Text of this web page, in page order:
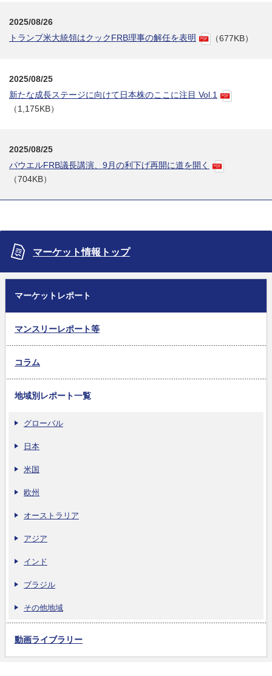
2025/08/26
トランプ米大統領はクックFRB理事の解任を表明
（677KB）
2025/08/25
新たな成長ステージに向けて日本株のここに注目 Vol.1
（1,175KB）
2025/08/25
パウエルFRB議長講演、9月の利下げ再開に道を開く
（704KB）
マーケット情報トップ
マーケットレポート
マンスリーレポート等
コラム
地域別レポート一覧
グローバル
日本
米国
欧州
オーストラリア
アジア
インド
ブラジル
その他地域
動画ライブラリー